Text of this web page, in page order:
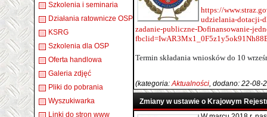
Szkolenia i seminaria
Działania ratownicze OSP
KSRG
Szkolenia dla OSP
Oferta handlowa
Galeria zdjęć
Pliki do pobrania
Wyszukiwarka
Linki do stron www
https://
udzielania-dotacji-
zadanie-publiczne-Dofinansowanie-
Termin składania wniosków do 10
(kategoria:Aktualności, dodano: 22-08-
Zmiany w ustawie o Krajowym